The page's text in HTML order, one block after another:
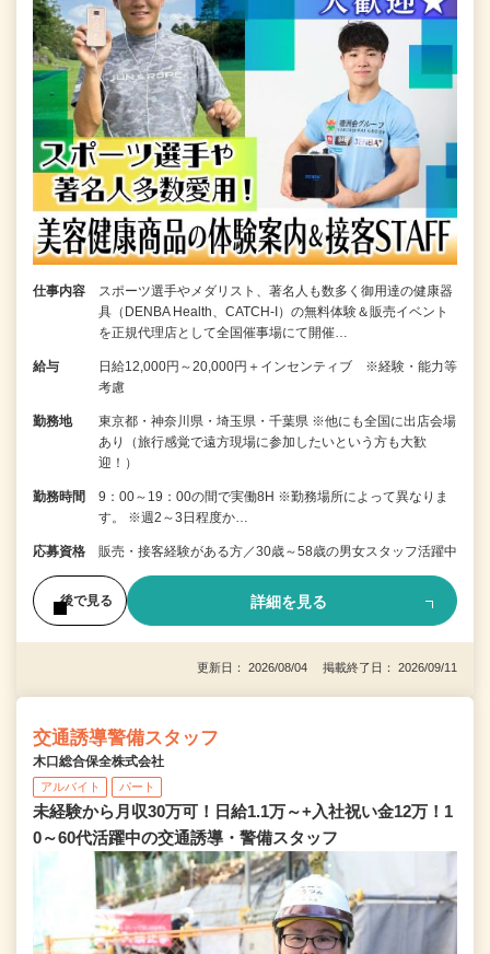
仕事内容
スポーツ選手やメダリスト、著名人も数多く御用達の健康器
具（DENBA Health、CATCH-I）の無料体験＆販売イベント
を正規代理店として全国催事場にて開催…
給与
日給12,000円～20,000円＋インセンティブ ※経験・能力等
考慮
勤務地
東京都・神奈川県・埼玉県・千葉県 ※他にも全国に出店会場
あり（旅行感覚で遠方現場に参加したいという方も大歓
迎！）
勤務時間
9：00～19：00の間で実働8H ※勤務場所によって異なりま
す。 ※週2～3日程度か…
応募資格 販売・接客経験がある方／30歳～58歳の男女スタッフ活躍中
後で見る 詳細を見る
更新日： 2026/08/04 掲載終了日： 2026/09/11
交通誘導警備スタッフ
木口総合保全株式会社
アルバイト パート
未経験から月収30万可！日給1.1万～+入社祝い金12万！1
0～60代活躍中の交通誘導・警備スタッフ